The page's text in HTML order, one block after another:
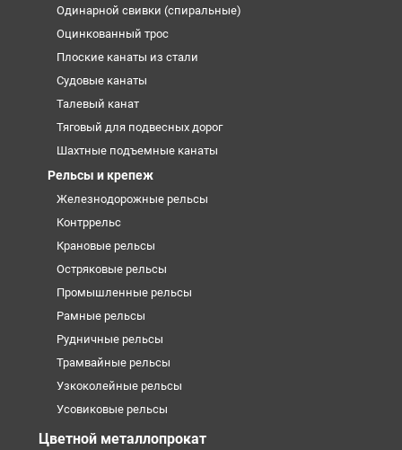
Одинарной свивки (спиральные)
Оцинкованный трос
Плоские канаты из стали
Судовые канаты
Талевый канат
Тяговый для подвесных дорог
Шахтные подъемные канаты
Рельсы и крепеж
Железнодорожные рельсы
Контррельс
Крановые рельсы
Остряковые рельсы
Промышленные рельсы
Рамные рельсы
Рудничные рельсы
Трамвайные рельсы
Узкоколейные рельсы
Усовиковые рельсы
Цветной металлопрокат